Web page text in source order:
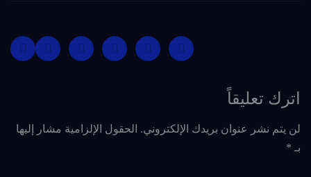
اترك تعليقاً
لن يتم نشر عنوان بريدك الإلكتروني. الحقول الإلزامية مشار إليها
بـ *